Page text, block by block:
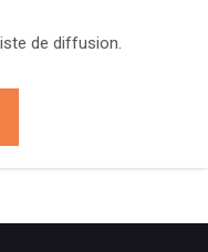
de diffusion.